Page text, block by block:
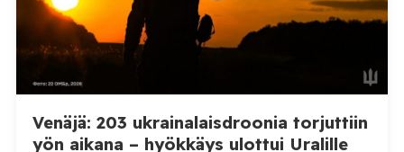
Venäjä: 203 ukrainalaisdroonia torjuttiin
yön aikana – hyökkäys ulottui Uralille